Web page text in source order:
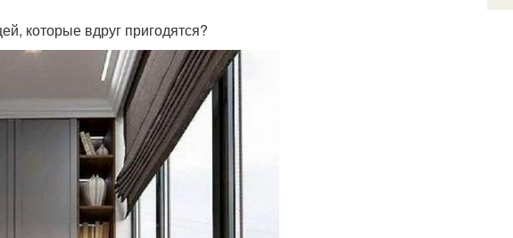
которые вдруг пригодятся?